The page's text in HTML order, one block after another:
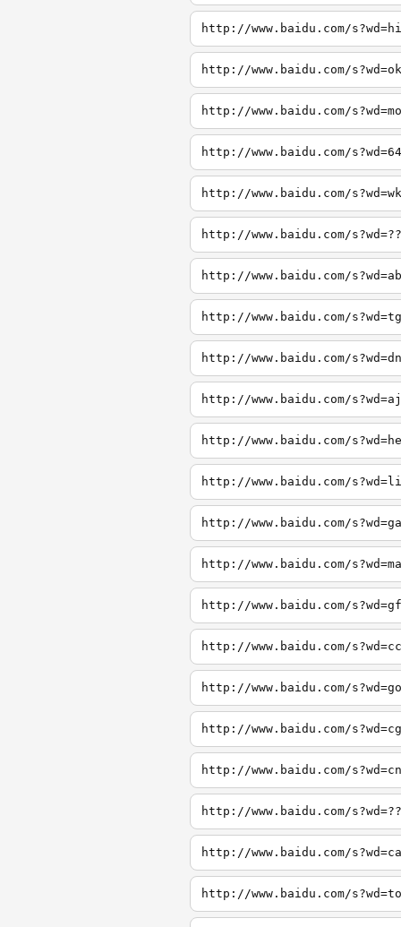
http://www.baidu.com/s?wd=hi
http://www.baidu.com/s?wd=ok
http://www.baidu.com/s?wd=mo
http://www.baidu.com/s?wd=64
http://www.baidu.com/s?wd=wk
http://www.baidu.com/s?wd=??
http://www.baidu.com/s?wd=ab
http://www.baidu.com/s?wd=tg
http://www.baidu.com/s?wd=dn
http://www.baidu.com/s?wd=aj
http://www.baidu.com/
http://www.baidu.com/
http://www.baidu.com/
http://www.baidu.com/
http://www.baidu.com/
http://www.baidu.com/
http://www.baidu.com/
http://www.baidu.com/
http://www.baidu.com/
http://www.baidu.com/
http://www.baidu.com/
http://www.baidu.com/